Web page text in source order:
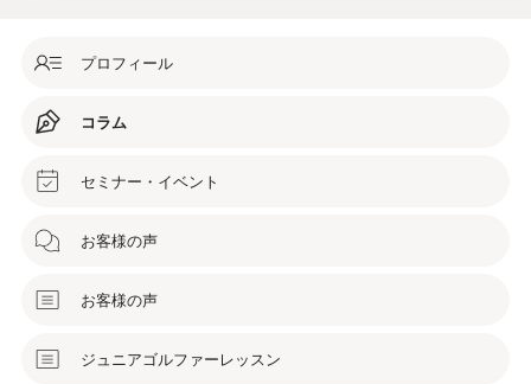
プロフィール
コラム
セミナー・イベント
お客様の声
お客様の声
ジュニアゴルファーレッスン